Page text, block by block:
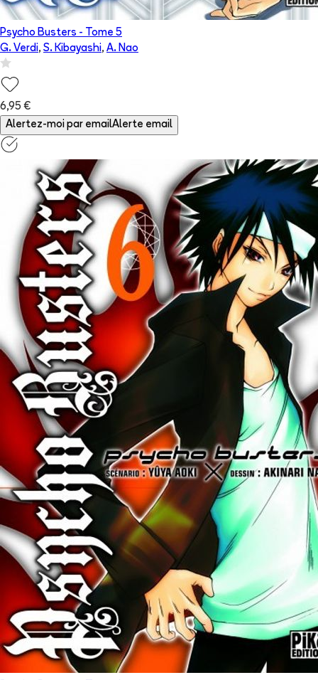
Psycho Busters - Tome 5
G. Verdi, S. Kibayashi, A. Nao
6,95 €
Alertez-moi par emailAlerte email